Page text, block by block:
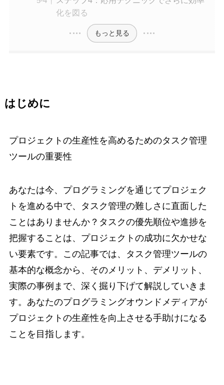
化を図る
もっと見る
はじめに
プロジェクトの生産性を高めるためのタスク管理
ツールの重要性
あなたは今、プログラミングを通じてプロジェク
トを進める中で、タスク管理の難しさに直面した
ことはありませんか？タスクの優先順位や進捗を
把握することは、プロジェクトの成功に欠かせな
い要素です。この記事では、タスク管理ツールの
基本的な概念から、そのメリット、デメリット、
実際の事例まで、深く掘り下げて解説していきま
す。あなたのプログラミングオウンドメディアが
プロジェクトの生産性を向上させる手助けになる
ことを目指します。